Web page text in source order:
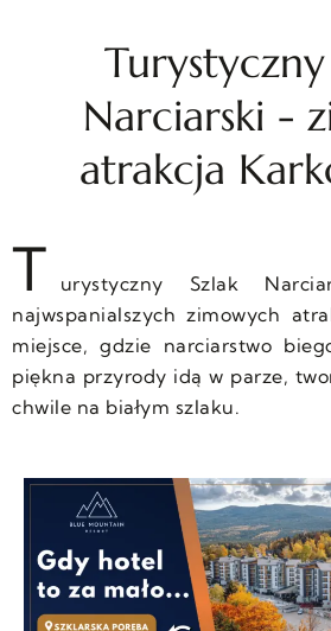
Turystyczny
Narciarski -
atrakcja
T
urystyczny Szlak
najwspanialszych zimowych
miejsce, gdzie narciarstwo
piękna przyrody idą w parze,
chwile na białym szlaku.